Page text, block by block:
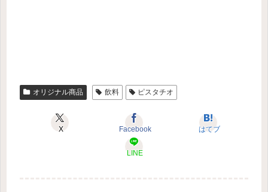
オリジナル商品 飲料 ピスタチオ
X Facebook はてブ
LINE